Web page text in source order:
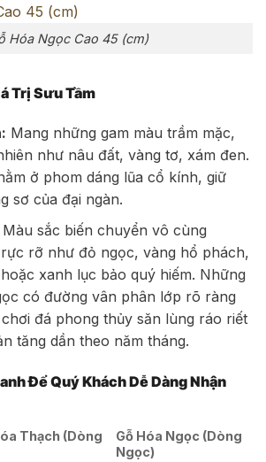
Hóa Ngọc Cao 45 (cm)
Trị Sưu Tầm
Mang những gam màu trầm mặc,
như nâu đất, vàng tơ, xám đen.
ở phom dáng lũa cổ kính, giữ
sơ của đại ngàn.
Màu sắc biến chuyển vô cùng
rỡ như đỏ ngọc, vàng hổ phách,
xanh lục bảo quý hiếm. Những
có đường vân phân lớp rõ ràng
đá phong thủy săn lùng ráo riết
tăng dần theo năm tháng.
Để Quý Khách Dễ Dàng Nhận
Thạch (Dòng
Gỗ Hóa Ngọc (Dòng
Ngọc)